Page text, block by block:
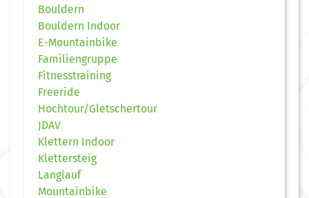
Bouldern
Bouldern Indoor
E-Mountainbike
Familiengruppe
Fitnesstraining
Freeride
Hochtour/Gletschertour
JDAV
Klettern Indoor
Klettersteig
Langlauf
Mountainbike